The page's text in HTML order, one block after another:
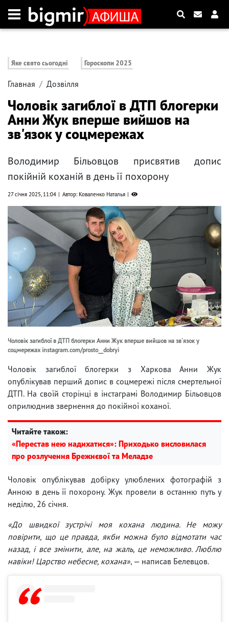
Яке свято сьогодні Гороскопи 2025
Главная Дозвілля
Чоловік загиблої в ДТП блогерки
Анни Жук вперше вийшов на
зв'язок у соцмережах
Володимир Більовцов присвятив допис
покійній коханій в день її похорону
27 січня 2025, 11:04 Автор: Коваленко Наталья
Чоловік загиблої в ДТП блогерки Анни Жук вперше вийшов на зв'язок у
соцмережах instagram.com/prosto__dobryi
Чоловік загиблої блогерки з Харкова Анни Жук
опублікував перший допис в соцмережі після смертельної
ДТП. На своїй сторінці в інстаграмі Володимир Більовцов
оприлюднив звернення до покійної коханої.
Читайте також:
«Перестав нею надихатися»: Приходько висловилася
про розлучення Брежнєвої та Меладзе
Чоловік опублікував добірку улюблених фотографій з
Анною в день її похорону. Жук провели в останню путь у
неділю, 26 січня.
«До швидкої зустрічі моя кохана людина. Не можу
повірити, що це правда, якби можна було відмотати час
назад, і все змінити, але, на жаль, це неможливо. Люблю
навіки! Царство небесне, кохана», — написав Белевцов.